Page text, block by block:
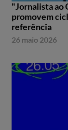
"Jornalista ao
promovem
referência
26 maio 2026